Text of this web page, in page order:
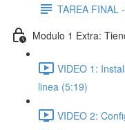
TAREA FINAL
Modulo 1 Extra:
VIDEO 1:
linea (5:19)
VIDEO 2: